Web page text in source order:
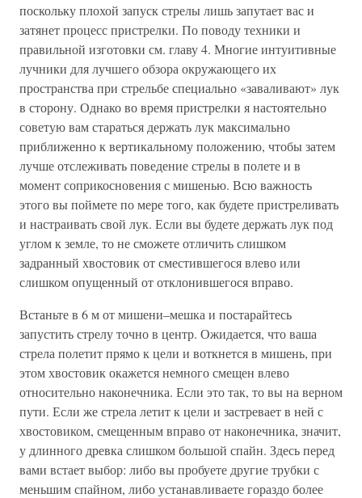
поскольку плохой запуск стрелы лишь запутает вас и
затянет процесс пристрелки. По поводу техники и
правильной изготовки см. главу 4. Многие интуитивные
лучники для лучшего обзора окружающего их
пространства при стрельбе специально «заваливают» лук
в сторону. Однако во время пристрелки я настоятельно
советую вам стараться держать лук максимально
приближенно к вертикальному положению, чтобы затем
лучше отслеживать поведение стрелы в полете и в
момент соприкосновения с мишенью. Всю важность
этого вы поймете по мере того, как будете пристреливать
и настраивать свой лук. Если вы будете держать лук под
углом к земле, то не сможете отличить слишком
задранный хвостовик от сместившегося влево или
слишком опущенный от отклонившегося вправо.
Встаньте в 6 м от мишени–мешка и постарайтесь
запустить стрелу точно в центр. Ожидается, что ваша
стрела полетит прямо к цели и воткнется в мишень, при
этом хвостовик окажется немного смещен влево
относительно наконечника. Если это так, то вы на верном
пути. Если же стрела летит к цели и застревает в ней с
хвостовиком, смещенным вправо от наконечника, значит,
у длинного древка слишком большой спайн. Здесь перед
вами встает выбор: либо вы пробуете другие трубки с
меньшим спайном, либо устанавливаете гораздо более